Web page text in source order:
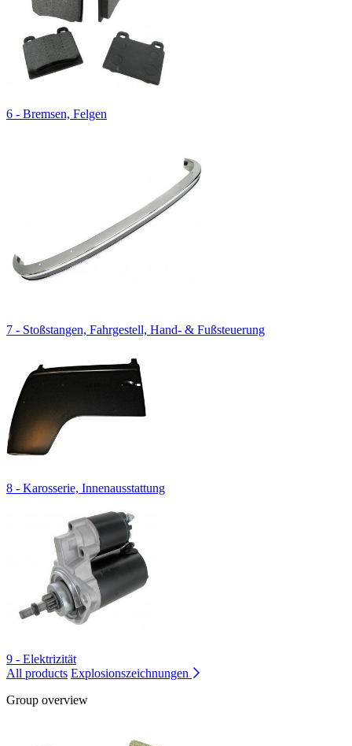
6 - Bremsen, Felgen
7 - Stoßstangen, Fahrgestell, Hand- & Fußsteuerung
8 - Karosserie, Innenausstattung
9 - Elektrizität
All products Explosionszeichnungen
Group overview